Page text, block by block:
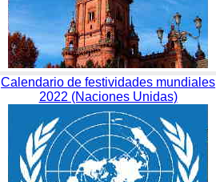
Calendario de festividades mundiales
2022 (Naciones Unidas)